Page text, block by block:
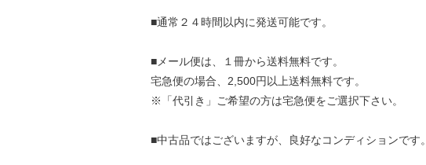
■通常２４時間以内に発送可能です。
■メール便は、１冊から送料無料です。
宅急便の場合、2,500円以上送料無料です。
※「代引き」ご希望の方は宅急便をご選択下さい。
■中古品ではございますが、良好なコンディションです。